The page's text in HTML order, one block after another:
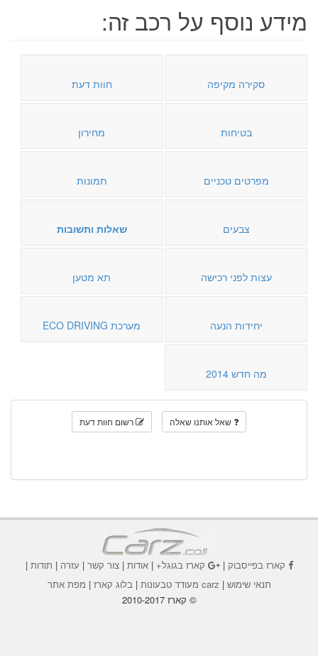
מידע נוסף על רכב זה:
סקירה מקיפה חוות דעת
בטיחות מחירון
מפרטים טכניים תמונות
צבעים שאלות ותשובות
עצות לפני רכישה תא מטען
יחידות הנעה מערכת ECO DRIVING
מה חדש 2014
שאל אותנו שאלה רשום חוות דעת
קארז בפייסבוק| קארז בגוגל+|אודות |צור קשר | עזרה | תודות |
תנאי שימוש | carz מעודד טבעונות |בלוג קארז | מפת אתר
© קארז 2010-2017